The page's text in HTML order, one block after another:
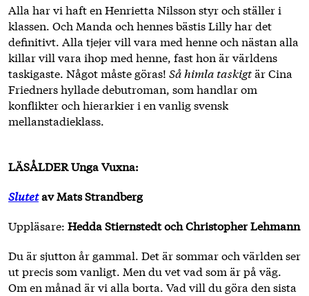
Alla har vi haft en Henrietta Nilsson styr och ställer i
klassen. Och Manda och hennes bästis Lilly har det
definitivt. Alla tjejer vill vara med henne och nästan alla
killar vill vara ihop med henne, fast hon är världens
taskigaste. Något måste göras! Så himla taskigtär Cina
Friedners hyllade debutroman, som handlar om
konflikter och hierarkier i en vanlig svensk
mellanstadieklass.
LÄSÅLDER Unga Vuxna:
Slutetav Mats Strandberg
Uppläsare: Hedda Stiernstedt och Christopher Lehmann
Du är sjutton år gammal. Det är sommar och världen ser
ut precis som vanligt. Men du vet vad som är på väg.
Om en månad är vi alla borta. Vad vill du göra den sista